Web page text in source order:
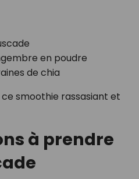
en poudre
de chia
smoothie rassasiant et
à prendre